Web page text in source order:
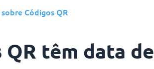
Códigos QR
têm data de